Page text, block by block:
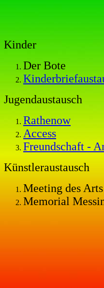
Kinder
Der Bote
Jugendaustausch
Rathenow
Access
Freundschaft -
Künstleraustausch
Meeting des Arts
Memorial